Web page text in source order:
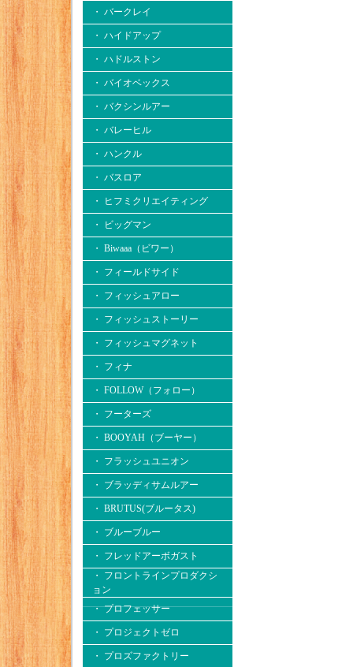
・ バークレイ
・ ハイドアップ
・ ハドルストン
・ バイオベックス
・ バクシンルアー
・ バレーヒル
・ ハンクル
・ バスロア
・ ヒフミクリエイティング
・ ビッグマン
・ Biwaaa（ビワー）
・ フィールドサイド
・ フィッシュアロー
・ フィッシュストーリー
・ フィッシュマグネット
・ フィナ
・ FOLLOW（フォロー）
・ フーターズ
・ BOOYAH（ブーヤー）
・ フラッシュユニオン
・ ブラッディサムルアー
・ BRUTUS(ブルータス)
・ ブルーブルー
・ フレッドアーボガスト
・ フロントラインプロダクシ
ョン
・ プロフェッサー
・ プロジェクトゼロ
・ プロズファクトリー